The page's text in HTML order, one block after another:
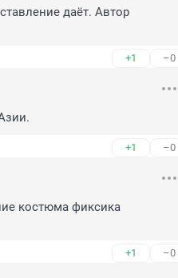
даёт. Автор
+1 –0
+1 –0
костюма фиксика
+1 –0